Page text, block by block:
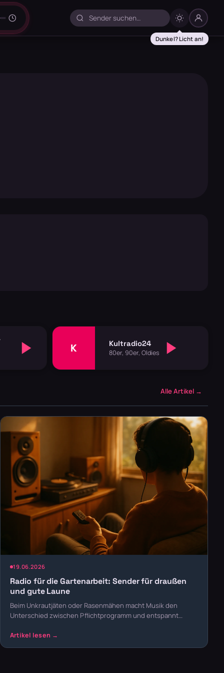
K Kultradio24
80er, 90er, Oldies
Alle Artikel →
19.06.2026
Radio für die Gartenarbeit: Sender für draußen
und gute Laune
Beim Unkrautjäten oder Rasenmähen macht Musik den
Unterschied zwischen Pflichtprogramm und entspannt…